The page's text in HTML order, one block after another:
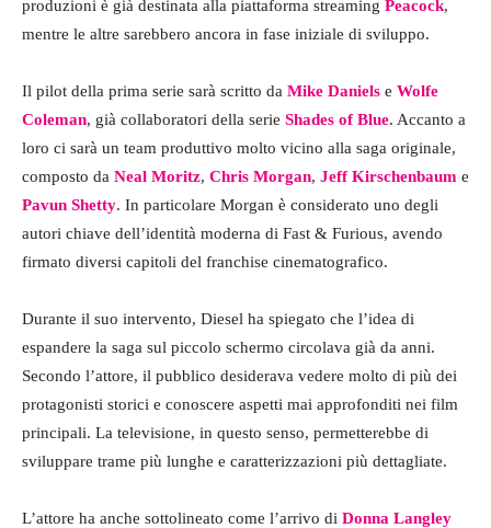
produzioni è già destinata alla piattaforma streaming Peacock,
mentre le altre sarebbero ancora in fase iniziale di sviluppo.
Il pilot della prima serie sarà scritto da Mike Daniels e Wolfe
Coleman, già collaboratori della serie Shades of Blue. Accanto a
loro ci sarà un team produttivo molto vicino alla saga originale,
composto da Neal Moritz, Chris Morgan, Jeff Kirschenbaum e
Pavun Shetty. In particolare Morgan è considerato uno degli
autori chiave dell’identità moderna di Fast & Furious, avendo
firmato diversi capitoli del franchise cinematografico.
Durante il suo intervento, Diesel ha spiegato che l’idea di
espandere la saga sul piccolo schermo circolava già da anni.
Secondo l’attore, il pubblico desiderava vedere molto di più dei
protagonisti storici e conoscere aspetti mai approfonditi nei film
principali. La televisione, in questo senso, permetterebbe di
sviluppare trame più lunghe e caratterizzazioni più dettagliate.
L’attore ha anche sottolineato come l’arrivo di Donna Langley